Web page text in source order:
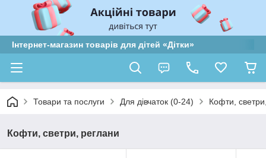
Інтернет-магазин товарів для дітей «Дітки»
Товари та послуги Для дівчаток (0-24) Кофти,
Кофти, светри, реглани